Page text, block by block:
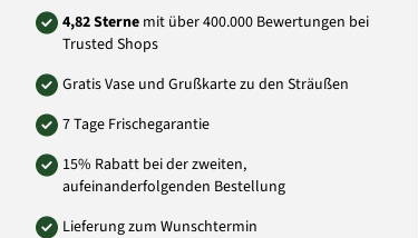
4,82 Sterne mit über 400.000 Bewertungen bei
Trusted Shops
Gratis Vase und Grußkarte zu den Sträußen
7 Tage Frischegarantie
15% Rabatt bei der zweiten,
aufeinanderfolgenden Bestellung
Lieferung zum Wunschtermin